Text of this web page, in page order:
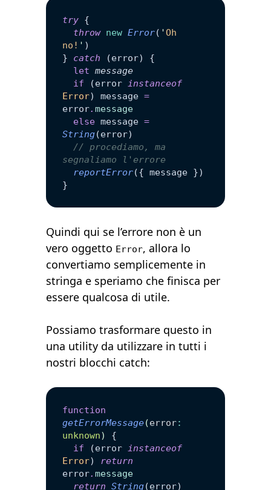
try {
  throw
new Error( 'Oh
no! ' )
} catch (error) {
  let
message
  if
(error instanceof
Error) message =
error.message
  else
message =
String(error)
segnaliamo l'errore
  reportError
({ message })
}
Quindi qui se l’errore non è un
vero oggetto Error, allora lo
convertiamo semplicemente in
stringa e speriamo che finisca per
essere qualcosa di utile.
Possiamo trasformare questo in
una utility da utilizzare in tutti i
nostri blocchi catch:
function
getErrorMessage(error:
unknown)
{
  if
(error instanceof
Error) return
error.message
  return
String(error)